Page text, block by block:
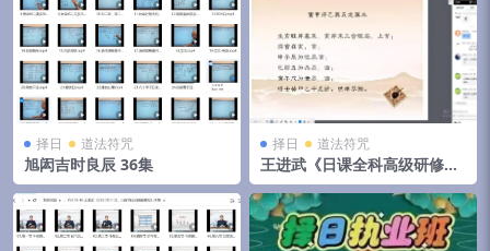
择日 道法符咒
旭闳吉时良辰 36集
择日 道法符咒
王进武《日课全科高级研修班
庚子年第一期、正体五行择日
法课程》31集11.4GB+文档17
本